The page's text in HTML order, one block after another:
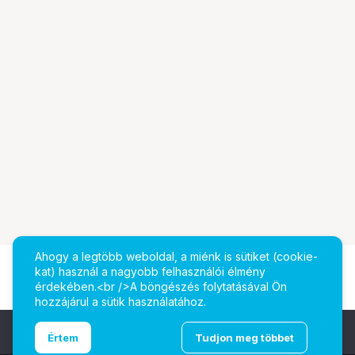
Ugrás az oldal tetejére
Ahogy a legtöbb weboldal, a miénk is sütiket (cookie-
kat) használ a nagyobb felhasználói élmény
érdekében.<br />A böngészés folytatásával Ön
hozzájárul a sütik használatához.
Értem Tudjon meg többet